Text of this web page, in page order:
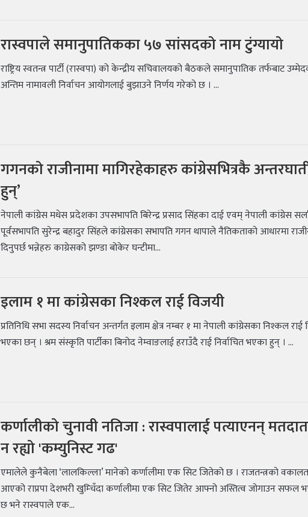
रास्वपाले समानुपातिकका ५७ सांसदको नाम टुंग्यायो
राष्ट्रिय स्वतन्त्र पार्टी (रास्वपा) को केन्द्रीय सचिवालयको बैठकले समानुपातिक तर्फबाट
अन्तिम नामावली निर्वाचन आयोगलाई बुझाउने निर्णय गरेको छ । ...
गगनको राजीनामा मागिरहेकाहरु कांग्रेसभित्रकै
हुन्’
नेपाली कांग्रेस मधेस प्रदेशका उपसभापति बिरेन्द्र प्रसाद सिंहका दाई एवम् नेपाली कांग्रेस
पूर्वसभापति सुरेन्द्र बहादुर सिंहले कांग्रेसका सभापति गगन थापाले नैतिकताको आधारमा
दिनुपर्छ भन्नेहरु काग्रेसको झण्डा बोकेर घन्टीमा...
इलाम १ मा कांग्रेसका निश्कल राई विजयी
प्रतिनिधि सभा सदस्य निर्वाचन अन्तर्गत इलाम क्षेत्र नम्बर १ मा नेपाली कांग्रेसका निश्कल राई
भएका छन् । श्रम संस्कृति पार्टीका बिनोद नेम्वाङलाई हराउँदै राई निर्वाचित भएका हुन् । ...
कर्णालीको चुनावी नतिजा : रास्वपालाई पत्याएनन्
न रह्यो 'कम्युनिस्ट गढ'
एमालेले कुनैबेला ‘लालकिल्ला’ मानेको कर्णालीमा एक सिट जितेको छ । राजतन्त्रको
आएको राप्रपा देशभरी खुम्चिँदा कर्णालीमा एक सिट जितेर आफ्नो अस्तित्व जोगाउन सफल
छ भने रास्वपाले एक...